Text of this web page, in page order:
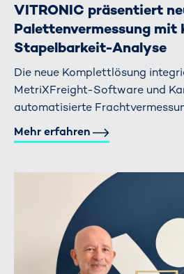
VITRONIC präsentiert
Palettenvermessung
Stapelbarkeit-Analyse
Die neue Komplettlösung
MetriXFreight-Software und
automatisierte
Mehr erfahren